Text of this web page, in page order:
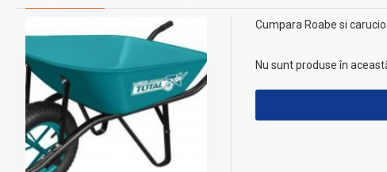
Cumpara Roabe si
Nu sunt produse în